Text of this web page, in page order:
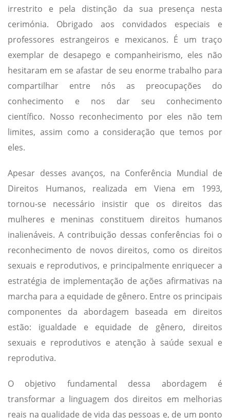
irrestrito e pela distinção da sua presença nesta
cerimónia. Obrigado aos convidados especiais e
professores estrangeiros e mexicanos. É um traço
exemplar de desapego e companheirismo, eles não
hesitaram em se afastar de seu enorme trabalho para
compartilhar entre nós as preocupações do
conhecimento e nos dar seu conhecimento
científico. Nosso reconhecimento por eles não tem
limites, assim como a consideração que temos por
eles.
Apesar desses avanços, na Conferência Mundial de
Direitos Humanos, realizada em Viena em 1993,
tornou-se necessário insistir que os direitos das
mulheres e meninas constituem direitos humanos
inalienáveis. A contribuição dessas conferências foi o
reconhecimento de novos direitos, como os direitos
sexuais e reprodutivos, e principalmente enriquecer a
estratégia de implementação de ações afirmativas na
marcha para a equidade de gênero. Entre os principais
componentes da abordagem baseada em direitos
estão: igualdade e equidade de gênero, direitos
sexuais e reprodutivos e atenção à saúde sexual e
reprodutiva.
O objetivo fundamental dessa abordagem é
transformar a linguagem dos direitos em melhorias
reais na qualidade de vida das pessoas e, de um ponto